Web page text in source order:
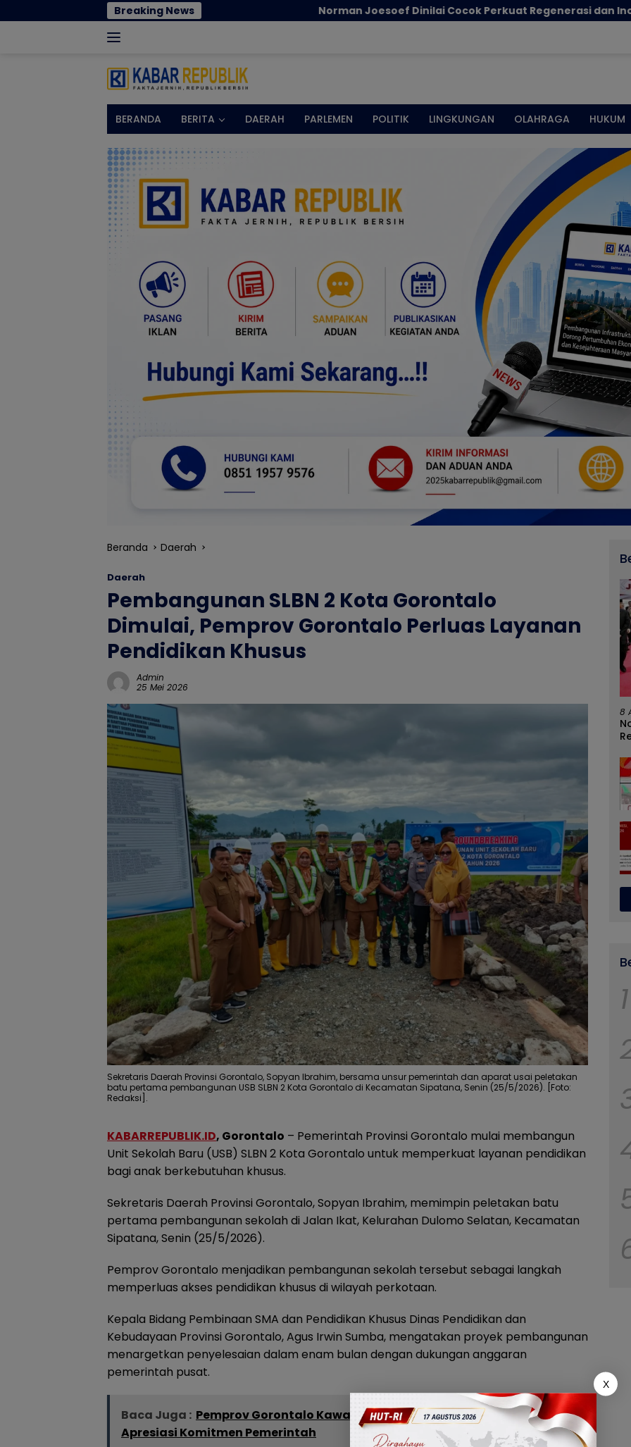
ke
Breaking NewsNorman Joesoef Dinilai Cocok Perkuat Regenerasi dan Inovasi Pertahanan Nasional
BERANDA BERITA DAERAH PARLEMEN POLITIK LINGKUNGAN OLAHRAGA HUKUM
Beranda Daerah
Daerah
Pembangunan SLBN 2 Kota Gorontalo
Dimulai, Pemprov Gorontalo Perluas Layanan
Pendidikan Khusus
Admin
25 Mei 2026
Sekretaris Daerah Provinsi Gorontalo, Sopyan Ibrahim, bersama unsur pemerintah dan aparat usai peletakan
batu pertama pembangunan USB SLBN 2 Kota Gorontalo di Kecamatan Sipatana, Senin (25/5/2026). [Foto:
Redaksi].
KABARREPUBLIK.ID, Gorontalo – Pemerintah Provinsi Gorontalo mulai membangun
Unit Sekolah Baru (USB) SLBN 2 Kota Gorontalo untuk memperkuat layanan pendidikan
bagi anak berkebutuhan khusus.
Sekretaris Daerah Provinsi Gorontalo, Sopyan Ibrahim, memimpin peletakan batu
pertama pembangunan sekolah di Jalan Ikat, Kelurahan Dulomo Selatan, Kecamatan
Sipatana, Senin (25/5/2026).
Pemprov Gorontalo menjadikan pembangunan sekolah tersebut sebagai langkah
memperluas akses pendidikan khusus di wilayah perkotaan.
Kepala Bidang Pembinaan SMA dan Pendidikan Khusus Dinas Pendidikan dan
Kebudayaan Provinsi Gorontalo, Agus Irwin Sumba, mengatakan proyek pembangunan
menargetkan penyelesaian dalam enam bulan dengan dukungan anggaran
pemerintah pusat.
Baca Juga : Pemprov Gorontalo Kawal Aspirasi Mahasiswa, BEM UNG
Apresiasi Komitmen Pemerintah
8
1
X